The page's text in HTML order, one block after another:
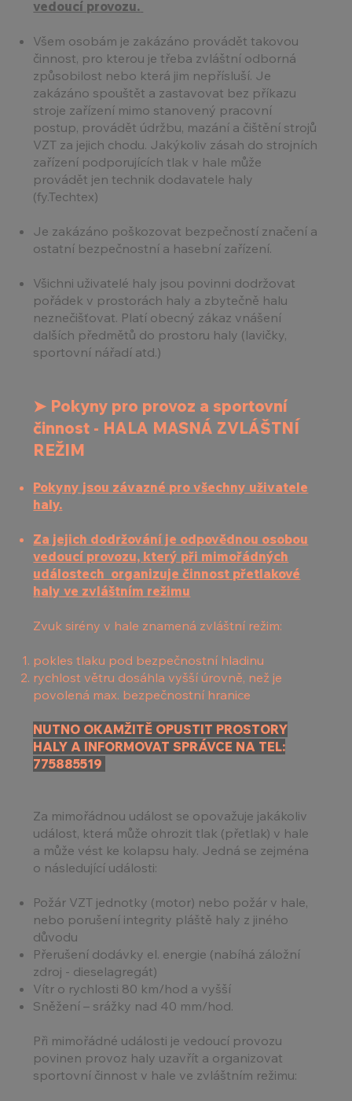
vedoucí provozu.
Všem osobám je zakázáno provádět takovou
činnost, pro kterou je třeba zvláštní odborná
způsobilost nebo která jim nepřísluší. Je
zakázáno spouštět a zastavovat bez příkazu
stroje zařízení mimo stanovený pracovní
postup, provádět údržbu, mazání a čištění strojů
VZT za jejich chodu. Jakýkoliv zásah do strojních
zařízení podporujících tlak v hale může
provádět jen technik dodavatele haly
(fy.Techtex)
Je zakázáno poškozovat bezpečností značení a
ostatní bezpečnostní a hasební zařízení.
Všichni uživatelé haly jsou povinni dodržovat
pořádek v prostorách haly a zbytečně halu
neznečišťovat. Platí obecný zákaz vnášení
dalších předmětů do prostoru haly (lavičky,
sportovní nářadí atd.)
➤ Pokyny pro provoz a sportovní
činnost - HALA MASNÁ ZVLÁŠTNÍ
REŽIM
Pokyny jsou závazné pro všechny uživatele
haly.
Za jejich dodržování je odpovědnou osobou
vedoucí provozu, který při mimořádných
událostech organizuje činnost přetlakové
haly ve zvláštním režimu
Zvuk sirény v hale znamená zvláštní režim:
pokles tlaku pod bezpečnostní hladinu
rychlost větru dosáhla vyšší úrovně, než je
povolená max. bezpečnostní hranice
NUTNO OKAMŽITĚ OPUSTIT PROSTORY
HALY A INFORMOVAT SPRÁVCE NA TEL:
775885519
Za mimořádnou událost se opovažuje jakákoliv
událost, která může ohrozit tlak (přetlak) v hale
a může vést ke kolapsu haly. Jedná se zejména
o následující události:
Požár VZT jednotky (motor) nebo požár v hale,
nebo porušení integrity pláště haly z jiného
důvodu
Přerušení dodávky el. energie (nabíhá záložní
zdroj - dieselagregát)
Vítr o rychlosti 80 km/hod a vyšší
Sněžení – srážky nad 40 mm/hod.
Při mimořádné události je vedoucí provozu
povinen provoz haly uzavřít a organizovat
sportovní činnost v hale ve zvláštním režimu: